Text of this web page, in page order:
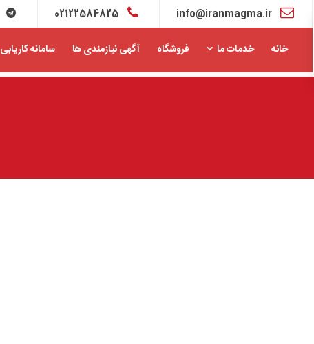
info@iranmagma.ir
02122584825
خانه خدمات ما فروشگاه آگهی نیازمندی ها سامانه کاریابی